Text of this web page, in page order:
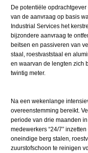
De potentiële
van de aanvraag op basis
Industrial Services het
bijzondere aanvraag te
beitsen en passiveren van
staal, roestvaststaal en
en waarvan de lengten zich
twintig meter.
Na een wekenlange
overeenstemming bereikt.
periode van drie maanden
medewerkers “24/7”
oneindige berg stalen,
zuurstofschoon te reinigen